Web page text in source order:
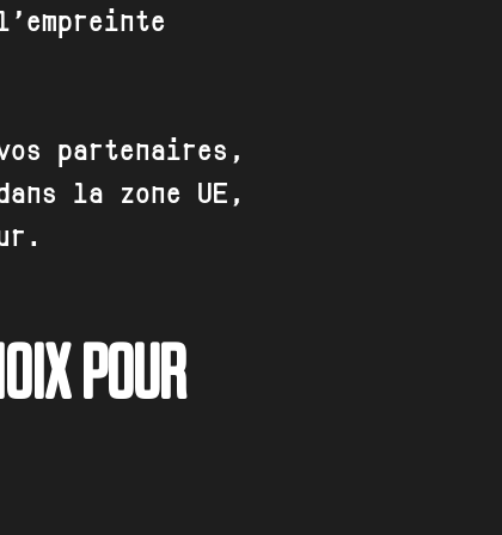
partenaires,
la zone UE,
POUR